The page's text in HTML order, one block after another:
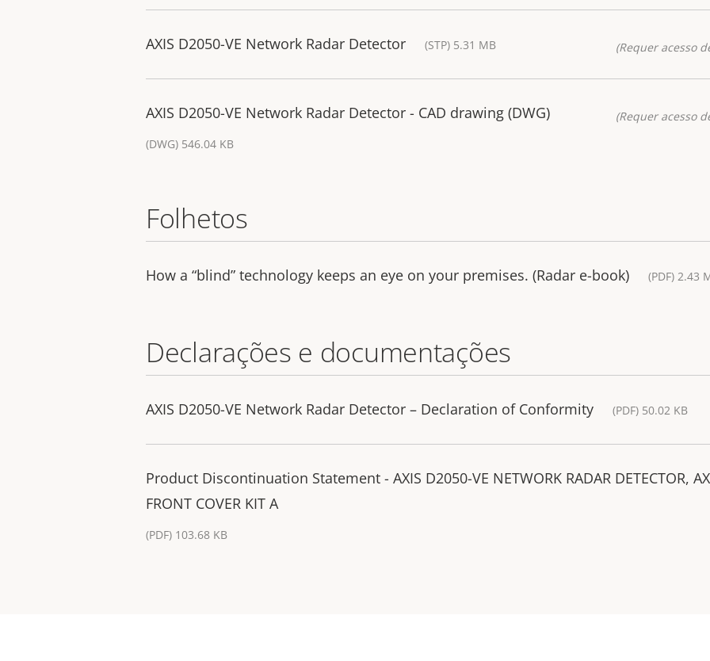
AXIS D2050-VE Network Radar Detector (STP) 5.31 MB (Requer acesso
AXIS D2050-VE Network Radar Detector - CAD drawing (DWG)
(DWG) 546.04 KB
(Requer acesso
Folhetos
How a “blind” technology keeps an eye on your premises. (Radar e-book) (PDF) 2.43
Declarações e documentações
AXIS D2050-VE Network Radar Detector – Declaration of Conformity (PDF) 50.02 KB
Product Discontinuation Statement - AXIS D2050-VE NETWORK RADAR DETECTOR,
FRONT COVER KIT A
(PDF) 103.68 KB